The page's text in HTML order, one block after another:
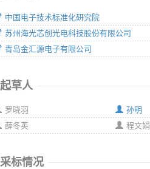
中国电子技术标准化研究院
苏州海光芯创光电科技股份有限公司
青岛金汇源电子有限公司
起草人
罗晓羽
孙明
薛冬英
程文娟
采标情况